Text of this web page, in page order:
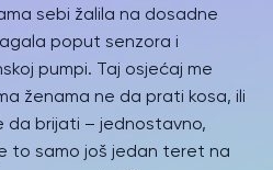
sebi žalila na dosadne
poput senzora i
pumpi. Taj osjećaj me
ženama ne da prati kosa, ili
da brijati – jednostavno,
to samo još jedan teret na